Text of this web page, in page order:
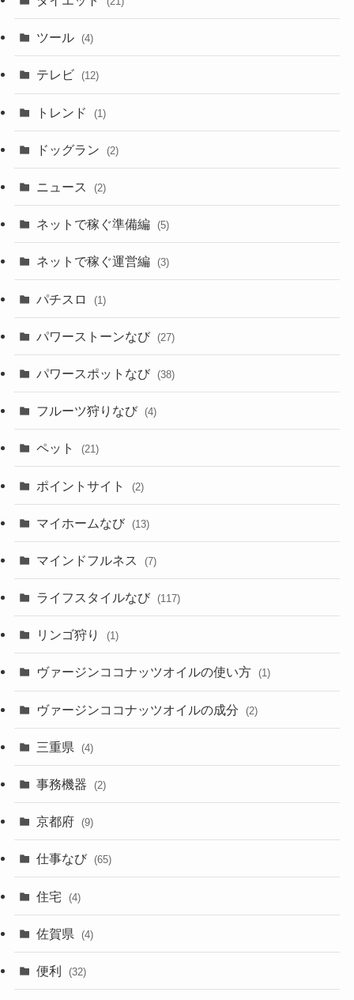
ツール (4)
テレビ (12)
トレンド (1)
ドッグラン (2)
ニュース (2)
ネットで稼ぐ準備編 (5)
ネットで稼ぐ運営編 (3)
パチスロ (1)
パワーストーンなび (27)
パワースポットなび (38)
フルーツ狩りなび (4)
ペット (21)
ポイントサイト (2)
マイホームなび (13)
マインドフルネス (7)
ライフスタイルなび (117)
リンゴ狩り (1)
ヴァージンココナッツオイルの使い方 (1)
ヴァージンココナッツオイルの成分 (2)
三重県 (4)
事務機器 (2)
京都府 (9)
仕事なび (65)
住宅 (4)
佐賀県 (4)
便利 (32)